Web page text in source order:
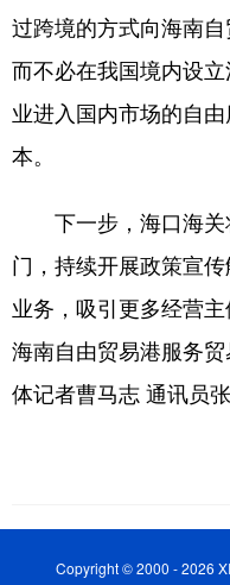
过跨境的方式向海南
而不必在我国境内设
业进入国内市场的自
本。
下一步，海口海关
门，持续开展政策宣
业务，吸引更多经营
海南自由贸易港服务
体记者曹马志 通讯员张
Copyright © 2000 - 2026